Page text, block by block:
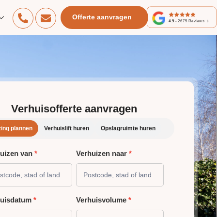
Offerte aanvragen
4.9 -2675 Reviews
Verhuisofferte aanvragen
plannen Verhuislift huren Opslagruimte huren
van * Verhuizen naar *
* Verhuisvolume *